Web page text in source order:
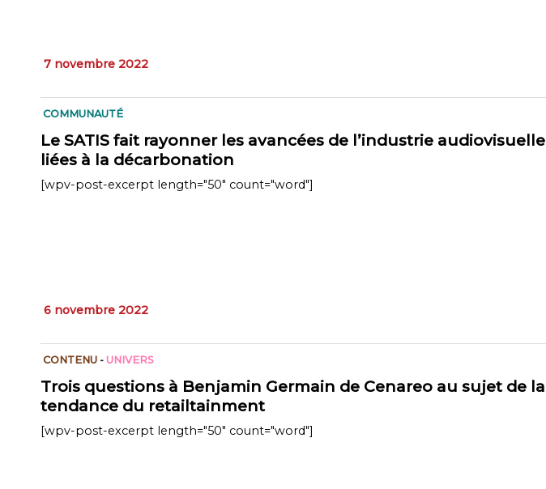
7 novembre 2022
COMMUNAUTÉ
Le SATIS fait rayonner les avancées de l’industrie audiovisuelle
liées à la décarbonation
[wpv-post-excerpt length="50" count="word"]
6 novembre 2022
CONTENU - UNIVERS
Trois questions à Benjamin Germain de Cenareo au sujet de la
tendance du retailtainment
[wpv-post-excerpt length="50" count="word"]